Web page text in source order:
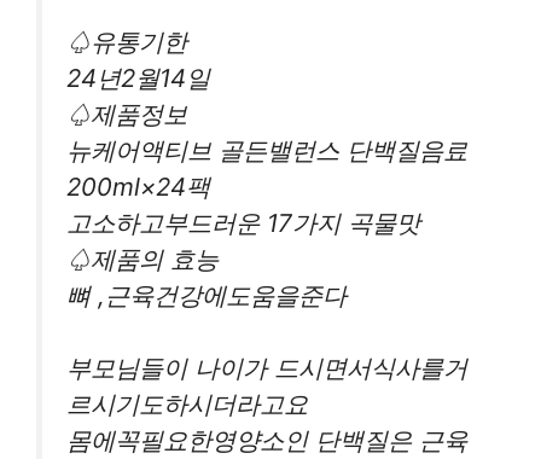
♤유통기한
24년2월14일
♤제품정보
뉴케어액티브 골든밸런스 단백질음료
200ml×24팩
고소하고부드러운 17가지 곡물맛
♤제품의 효능
뼈 ,근육건강에도움을준다
부모님들이 나이가 드시면서식사를거
르시기도하시더라고요
몸에꼭필요한영양소인 단백질은 근육